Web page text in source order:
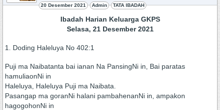
20 Desember 2021 Admin TATA IBADAH
Ibadah Harian Keluarga GKPS
Selasa, 21 Desember 2021
1. Doding Haleluya No 402:1
Puji ma Naibatanta bai ianan Na PansingNi in, Bai paratas
hamuliaonNi in
Haleluya, Haleluya Puji ma Naibata.
Pasangap ma goranNi halani pambahenanNi in, ampakon
hagogohonNi in